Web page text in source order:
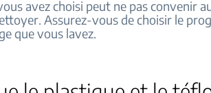
avez choisi peut ne pas convenir
Assurez-vous de choisir le
que vous lavez.